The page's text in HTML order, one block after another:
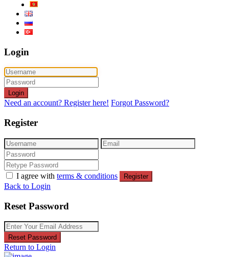
Login
Login
Need an account? Register here! Forgot Password?
Register
I agree with terms & conditions Register
Back to Login
Reset Password
Reset Password
Return to Login